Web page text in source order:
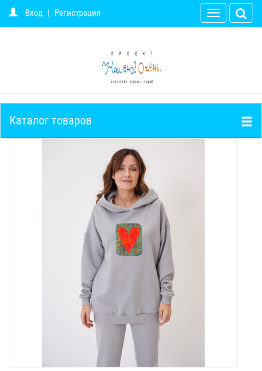
Вход | Регистрация
Toggle
navigation
Каталог товаров